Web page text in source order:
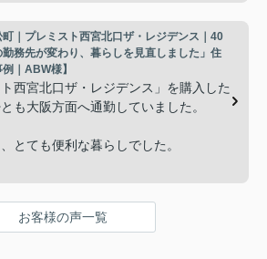
ィエステートさんへ相談すると、「グ
西宮北口昭和園」の査定だけでなく、
への住み替え時期を無理なく進められる
ポートしてくださいました。
、西宮北口駅へのアクセス、阪急西宮
地は人気がないのでは。」
あり、相談するまでに少し時間がかか
から一定の需要があることを教えていた
町｜プレミスト西宮北口ザ・レジデンス｜40
務先が変わり、暮らしを見直しました」住
｜ABW様】
ト西宮北口ザ・レジデンス」を購入した
も大阪方面へ通勤していました。
とても便利な暮らしでした。
変わり、毎日の生活リズムが以前とは大
ました。
お客様の声一覧